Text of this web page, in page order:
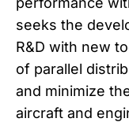
seeks the
R&D with new
of parallel
and minimize
aircraft and